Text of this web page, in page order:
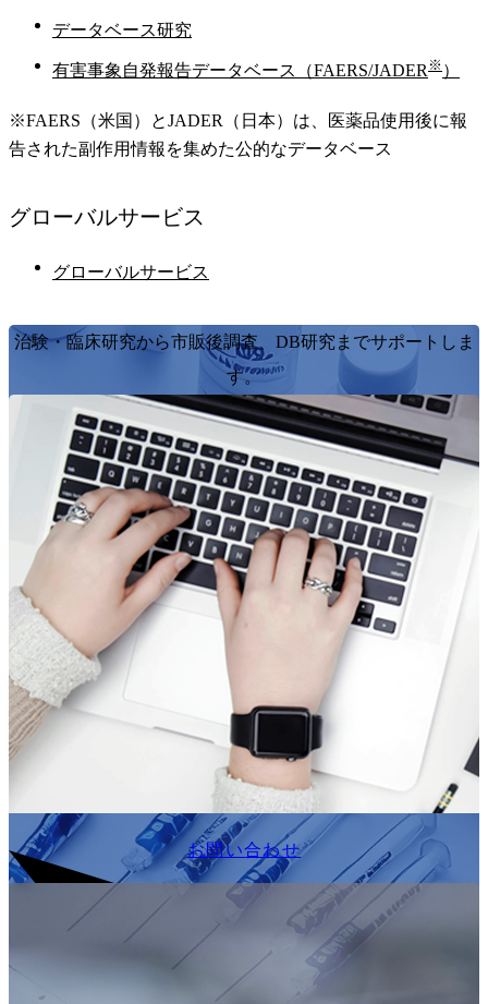
データベース研究
有害事象自発報告データベース（FAERS/JADER※ ）
※FAERS（米国）とJADER（日本）は、医薬品使用後に報
告された副作用情報を集めた公的なデータベース
グローバルサービス
グローバルサービス
治験・臨床研究から市販後調査、DB研究までサポートしま
す。
お問い合わせ